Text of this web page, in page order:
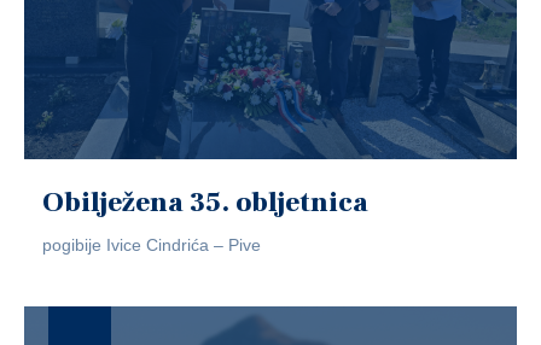
Obilježena 35. obljetnica
pogibije Ivice Cindrića – Pive